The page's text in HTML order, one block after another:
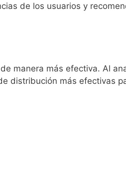
de los usuarios y
manera más efectiva. Al
distribución más efectivas